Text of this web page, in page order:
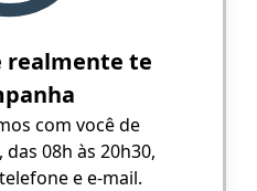
realmente te
com você de
08h às 20h30,
e e-mail.